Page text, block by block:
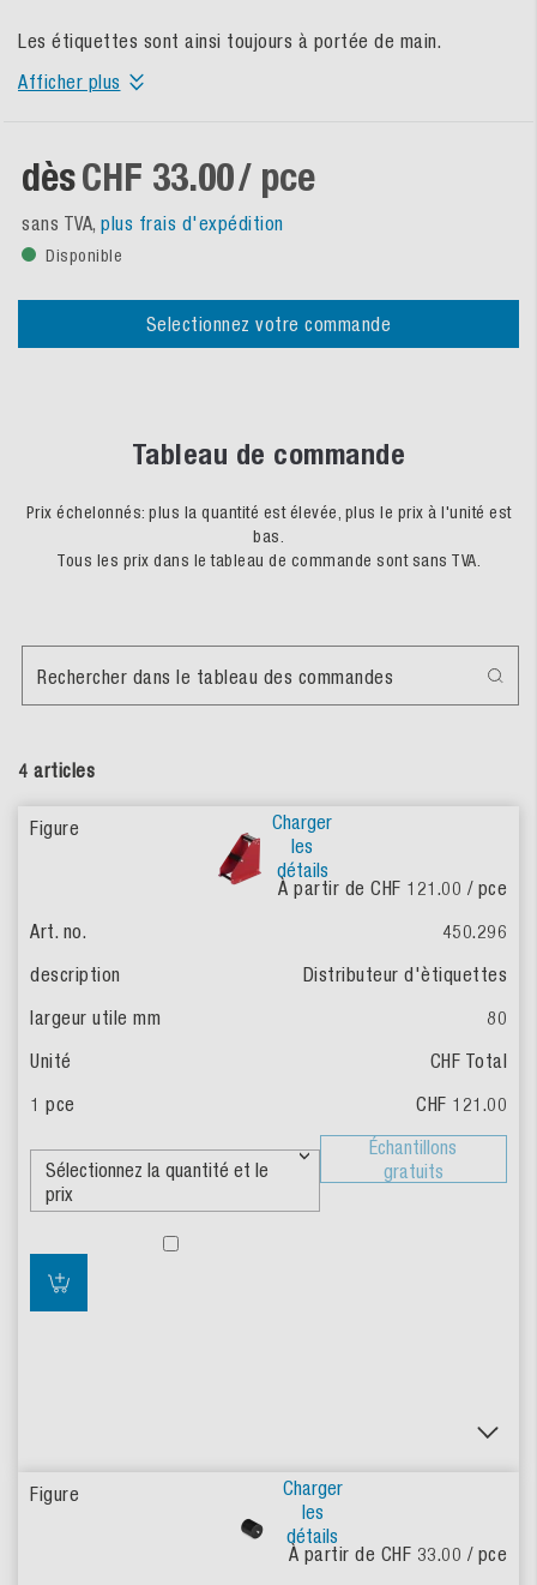
Les étiquettes sont ainsi toujours à portée de main.
Afficher plus
dèsCHF 33.00/ pce
sans TVA, plus frais d'expédition
Disponible
Selectionnez votre commande
Tableau de commande
Prix échelonnés: plus la quantité est élevée, plus le prix à l'unité est
bas.
Tous les prix dans le tableau de commande sont sans TVA.
4 articles
Rechercher dans le tableau des commandes
Charger
les
détails
À partir de CHF 121.00 / pce
450.296
Distributeur d'ètiquettes
80
CHF Total
CHF 121.00
Échantillons
gratuits
Charger
les
détails
À partir de CHF 33.00 / pce